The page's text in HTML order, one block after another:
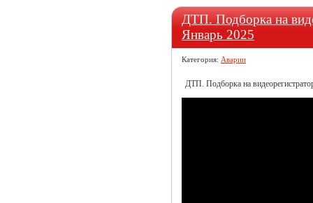
ДТП. Подборка на
Январь 2025
Категория: Аварии
ДТП. Подборка на